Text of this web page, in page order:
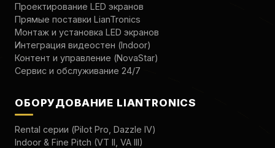
Проектирование LED экранов
Прямые поставки LianTronics
Монтаж и установка LED экранов
Интеграция видеостен (Indoor)
Контент и управление (NovaStar)
Сервис и обслуживание 24/7
ОБОРУДОВАНИЕ LIANTRONICS
Rental серии (Pilot Pro, Dazzle IV)
Indoor & Fine Pitch (VT II, VA III)